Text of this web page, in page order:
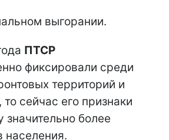
выгорании.
ПТСР
фиксировали среди
территорий и
сейчас его признаки
более
населения.